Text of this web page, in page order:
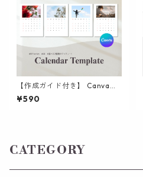
【作成ガイド付き】 Canvaで
作る 好きな写真で日常を彩る
自作カレンダー テンプレート
¥590
CATEGORY